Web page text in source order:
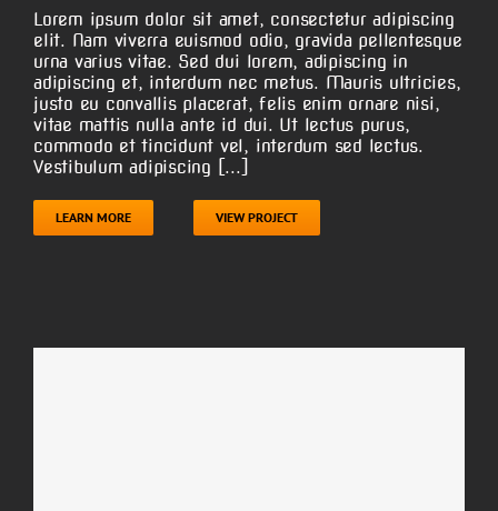
Lorem ipsum dolor sit amet, consectetur adipiscing
elit. Nam viverra euismod odio, gravida pellentesque
urna varius vitae. Sed dui lorem, adipiscing in
adipiscing et, interdum nec metus. Mauris ultricies,
justo eu convallis placerat, felis enim ornare nisi,
vitae mattis nulla ante id dui. Ut lectus purus,
commodo et tincidunt vel, interdum sed lectus.
Vestibulum adipiscing [...]
LEARN MORE VIEW PROJECT